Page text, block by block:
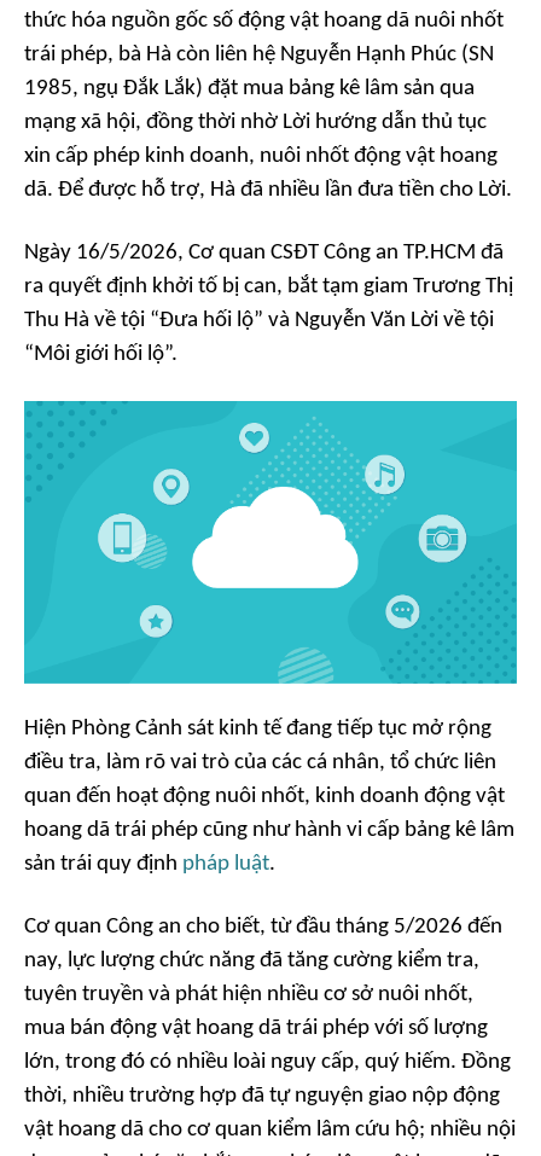
thức hóa nguồn gốc số động vật hoang dã nuôi nhốt
trái phép, bà Hà còn liên hệ Nguyễn Hạnh Phúc (SN
1985, ngụ Đắk Lắk) đặt mua bảng kê lâm sản qua
mạng xã hội, đồng thời nhờ Lời hướng dẫn thủ tục
xin cấp phép kinh doanh, nuôi nhốt động vật hoang
dã. Để được hỗ trợ, Hà đã nhiều lần đưa tiền cho Lời.
Ngày 16/5/2026, Cơ quan CSĐT Công an TP.HCM đã
ra quyết định khởi tố bị can, bắt tạm giam Trương Thị
Thu Hà về tội “Đưa hối lộ” và Nguyễn Văn Lời về tội
“Môi giới hối lộ”.
Hiện Phòng Cảnh sát kinh tế đang tiếp tục mở rộng
điều tra, làm rõ vai trò của các cá nhân, tổ chức liên
quan đến hoạt động nuôi nhốt, kinh doanh động vật
hoang dã trái phép cũng như hành vi cấp bảng kê lâm
sản trái quy định pháp luật.
Cơ quan Công an cho biết, từ đầu tháng 5/2026 đến
nay, lực lượng chức năng đã tăng cường kiểm tra,
tuyên truyền và phát hiện nhiều cơ sở nuôi nhốt,
mua bán động vật hoang dã trái phép với số lượng
lớn, trong đó có nhiều loài nguy cấp, quý hiếm. Đồng
thời, nhiều trường hợp đã tự nguyện giao nộp động
vật hoang dã cho cơ quan kiểm lâm cứu hộ; nhiều nội